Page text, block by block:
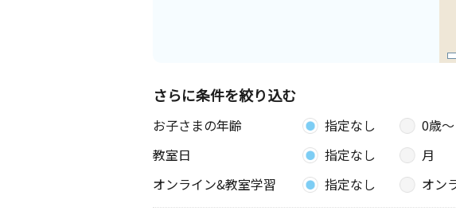
さらに条件を絞り込む
お子さまの年齢 指定なし 0歳〜
教室日
指定なし 月
オンライン&教室学習
指定なし オン